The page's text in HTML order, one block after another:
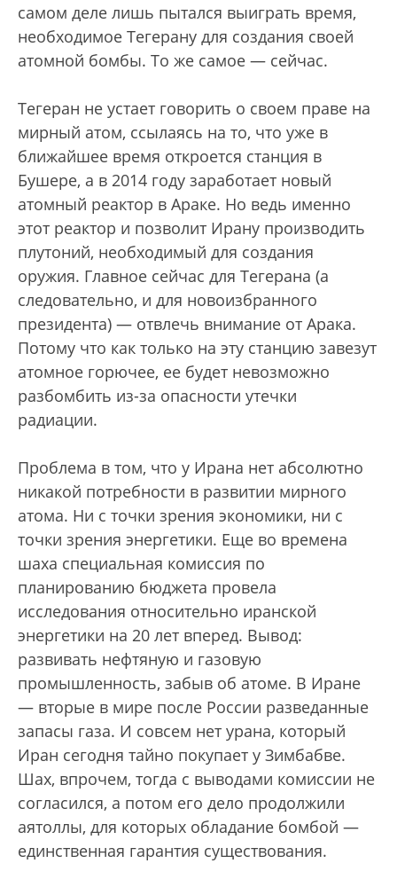
самом деле лишь пытался выиграть время,
необходимое Тегерану для создания своей
атомной бомбы. То же самое — сейчас.
Тегеран не устает говорить о своем праве на
мирный атом, ссылаясь на то, что уже в
ближайшее время откроется станция в
Бушере, а в 2014 году заработает новый
атомный реактор в Араке. Но ведь именно
этот реактор и позволит Ирану производить
плутоний, необходимый для создания
оружия. Главное сейчас для Тегерана (а
следовательно, и для новоизбранного
президента) — отвлечь внимание от Арака.
Потому что как только на эту станцию завезут
атомное горючее, ее будет невозможно
разбомбить из-за опасности утечки
радиации.
Проблема в том, что у Ирана нет абсолютно
никакой потребности в развитии мирного
атома. Ни с точки зрения экономики, ни с
точки зрения энергетики. Еще во времена
шаха специальная комиссия по
планированию бюджета провела
исследования относительно иранской
энергетики на 20 лет вперед. Вывод:
развивать нефтяную и газовую
промышленность, забыв об атоме. В Иране
— вторые в мире после России разведанные
запасы газа. И совсем нет урана, который
Иран сегодня тайно покупает у Зимбабве.
Шах, впрочем, тогда с выводами комиссии не
согласился, а потом его дело продолжили
аятоллы, для которых обладание бомбой —
единственная гарантия существования.